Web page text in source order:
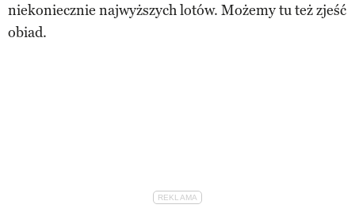
niekoniecznie najwyższych lotów. Możemy tu też zjeść
obiad.